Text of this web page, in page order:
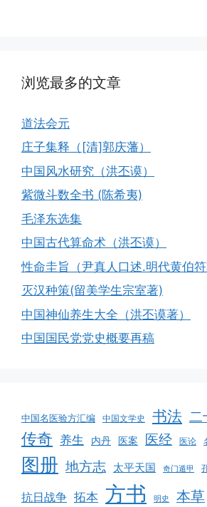
浏览最多的文章
道法会元
庄子集释（[清]郭庆藩）
中国风水研究（洪丕谟）
紫微斗数全书 (陈希夷)
毛泽东选集
中国古代算命术（洪丕谟）
性命圭旨（尹真人口述.明代黄伯符
灭汉种策(留美学生宗室著)
中国神仙养生大全（洪丕谟著）
中国国民党党史概要再稿
中国名医验方汇编 中国文学史 书法 二
传奇 养生 内丹 医案 医经 医论
图册 地方志 太平天国 奇门遁甲
抗日战争 拓本 方书 明史 本草